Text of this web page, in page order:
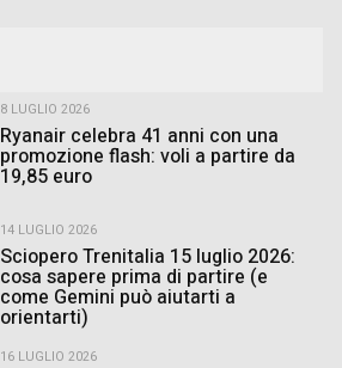
8 LUGLIO 2026
Ryanair celebra 41 anni con una
promozione flash: voli a partire da
19,85 euro
14 LUGLIO 2026
Sciopero Trenitalia 15 luglio 2026:
cosa sapere prima di partire (e
come Gemini può aiutarti a
orientarti)
16 LUGLIO 2026